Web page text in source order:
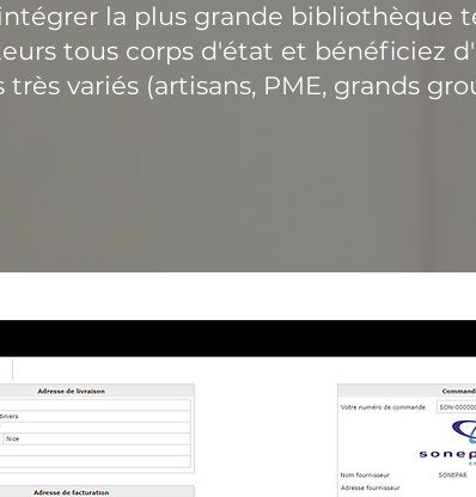
la plus grande bibliothèque
tous corps d'état et bénéficiez
variés (artisans, PME, grands